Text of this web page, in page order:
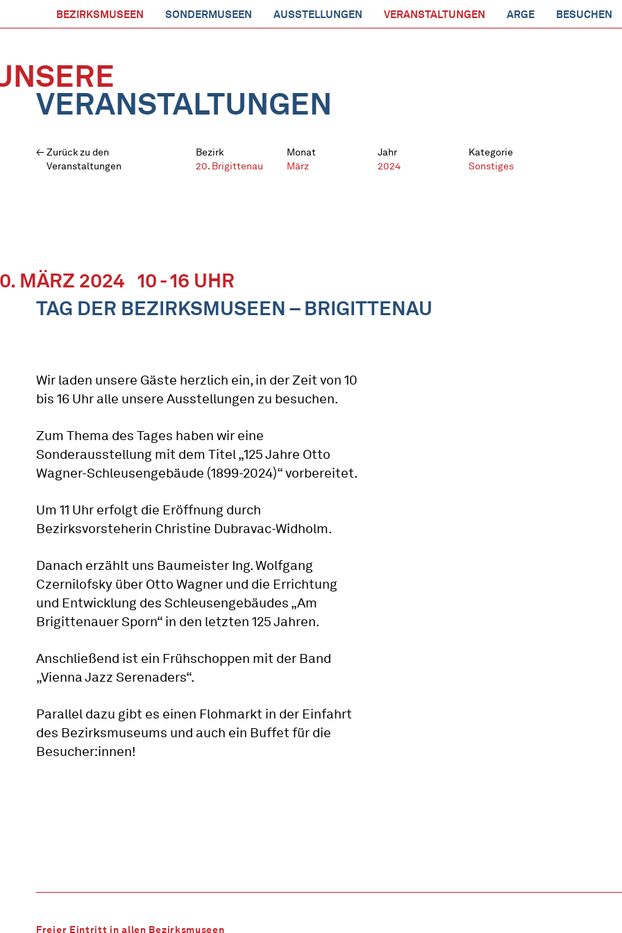
BEZIRKSMUSEEN SONDERMUSEEN AUSSTELLUNGEN VERANSTALTUNGEN ARGE BESUCHEN
VERANSTALTUNGEN
Zurück zu den
Veranstaltungen
Bezirk
20. Brigittenau
Monat
März
Jahr
2024
Kategorie
Sonstiges
MÄRZ 2024 10 - 16 UHR
TAG DER BEZIRKSMUSEEN – BRIGITTENAU
Wir laden unsere Gäste herzlich ein, in der Zeit von 10
bis 16 Uhr alle unsere Ausstellungen zu besuchen.
Zum Thema des Tages haben wir eine
Sonderausstellung mit dem Titel „125 Jahre Otto
Wagner-Schleusengebäude (1899-2024)“ vorbereitet.
Um 11 Uhr erfolgt die Eröffnung durch
Bezirksvorsteherin Christine Dubravac-Widholm.
Danach erzählt uns Baumeister Ing. Wolfgang
Czernilofsky über Otto Wagner und die Errichtung
und Entwicklung des Schleusengebäudes „Am
Brigittenauer Sporn“ in den letzten 125 Jahren.
Anschließend ist ein Frühschoppen mit der Band
„Vienna Jazz Serenaders“.
Parallel dazu gibt es einen Flohmarkt in der Einfahrt
des Bezirksmuseums und auch ein Buffet für die
Besucher:innen!
Freier Eintritt in allen Bezirksmuseen